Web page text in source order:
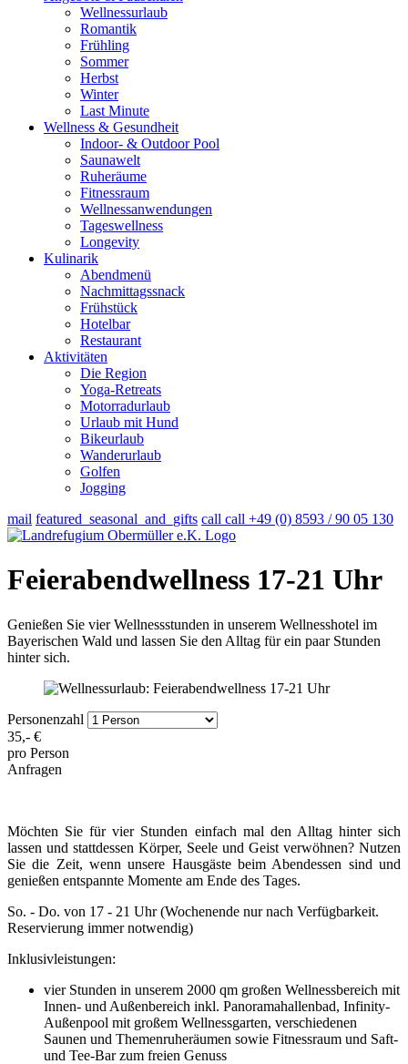
Wellnessurlaub
Romantik
Frühling
Sommer
Herbst
Winter
Last Minute
Wellness & Gesundheit
Indoor- & Outdoor Pool
Saunawelt
Ruheräume
Fitnessraum
Wellness­anwendungen
Tageswellness
Longevity
Kulinarik
Abendmenü
Nachmittagssnack
Frühstück
Hotelbar
Restaurant
Aktivitäten
Die Region
Yoga-Retreats
Motorradurlaub
Urlaub mit Hund
Bikeurlaub
Wanderurlaub
Golfen
Jogging
mail featured_seasonal_and_gifts call call +49 (0) 8593 / 90 05 130
Feierabendwellness 17-21 Uhr
Genießen Sie vier Wellnessstunden in unserem Wellnesshotel im
Bayerischen Wald und lassen Sie den Alltag für ein paar Stunden
hinter sich.
Personenzahl
35,- €
pro Person
Anfragen
Möchten Sie für vier Stunden einfach mal den Alltag hinter sich
lassen und stattdessen Körper, Seele und Geist verwöhnen? Nutzen
Sie die Zeit, wenn unsere Hausgäste beim Abendessen sind und
genießen entspannte Momente am Ende des Tages.
So. - Do. von 17 - 21 Uhr (Wochenende nur nach Verfügbarkeit.
Reservierung immer notwendig)
Inklusivleistungen:
vier Stunden in unserem 2000 qm großen Wellnessbereich mit
Innen- und Außenbereich inkl. Panoramahallenbad, Infinity-
Außenpool mit großem Wellnessgarten, verschiedenen
Saunen und Themenruheräumen sowie Fitnessraum und Saft-
und Tee-Bar zum freien Genuss